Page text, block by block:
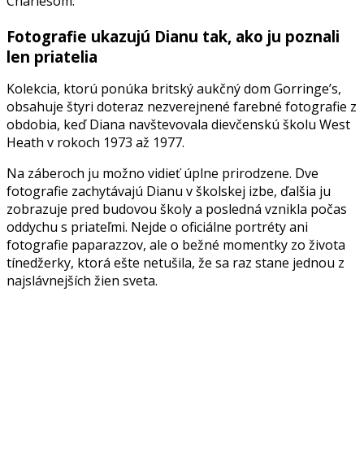
Fotografie ukazujú Dianu tak, ako ju poznali
len priatelia
Kolekcia, ktorú ponúka britský aukčný dom Gorringe’s,
obsahuje štyri doteraz nezverejnené farebné fotografie z
obdobia, keď Diana navštevovala dievčenskú školu West
Heath v rokoch 1973 až 1977.
Na záberoch ju možno vidieť úplne prirodzene. Dve
fotografie zachytávajú Dianu v školskej izbe, ďalšia ju
zobrazuje pred budovou školy a posledná vznikla počas
oddychu s priateľmi. Nejde o oficiálne portréty ani
fotografie paparazzov, ale o bežné momentky zo života
tínedžerky, ktorá ešte netušila, že sa raz stane jednou z
najslávnejších žien sveta.